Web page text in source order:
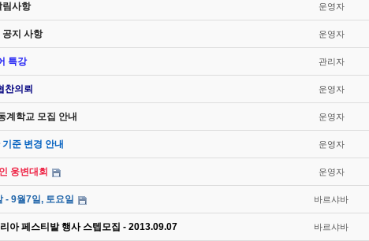
림사항 운영자
지 사항 운영자
특강 관리자
찬의뢰 운영자
계학교 모집 안내 운영자
준 변경 안내 운영자
웅변대회 운영자
- 9월7일, 토요일 바르샤바
아 페스티발 행사 스텝모집 - 2013.09.07 바르샤바